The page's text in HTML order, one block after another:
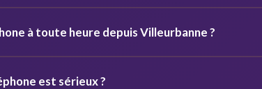
à toute heure depuis Villeurbanne ?
est sérieux ?